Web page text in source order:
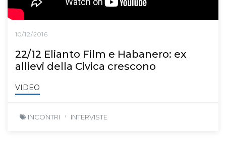
10/12/2016
22/12 Elianto Film e Habanero: ex
allievi della Civica crescono
VIDEO
INCONTRI INTERVISTE